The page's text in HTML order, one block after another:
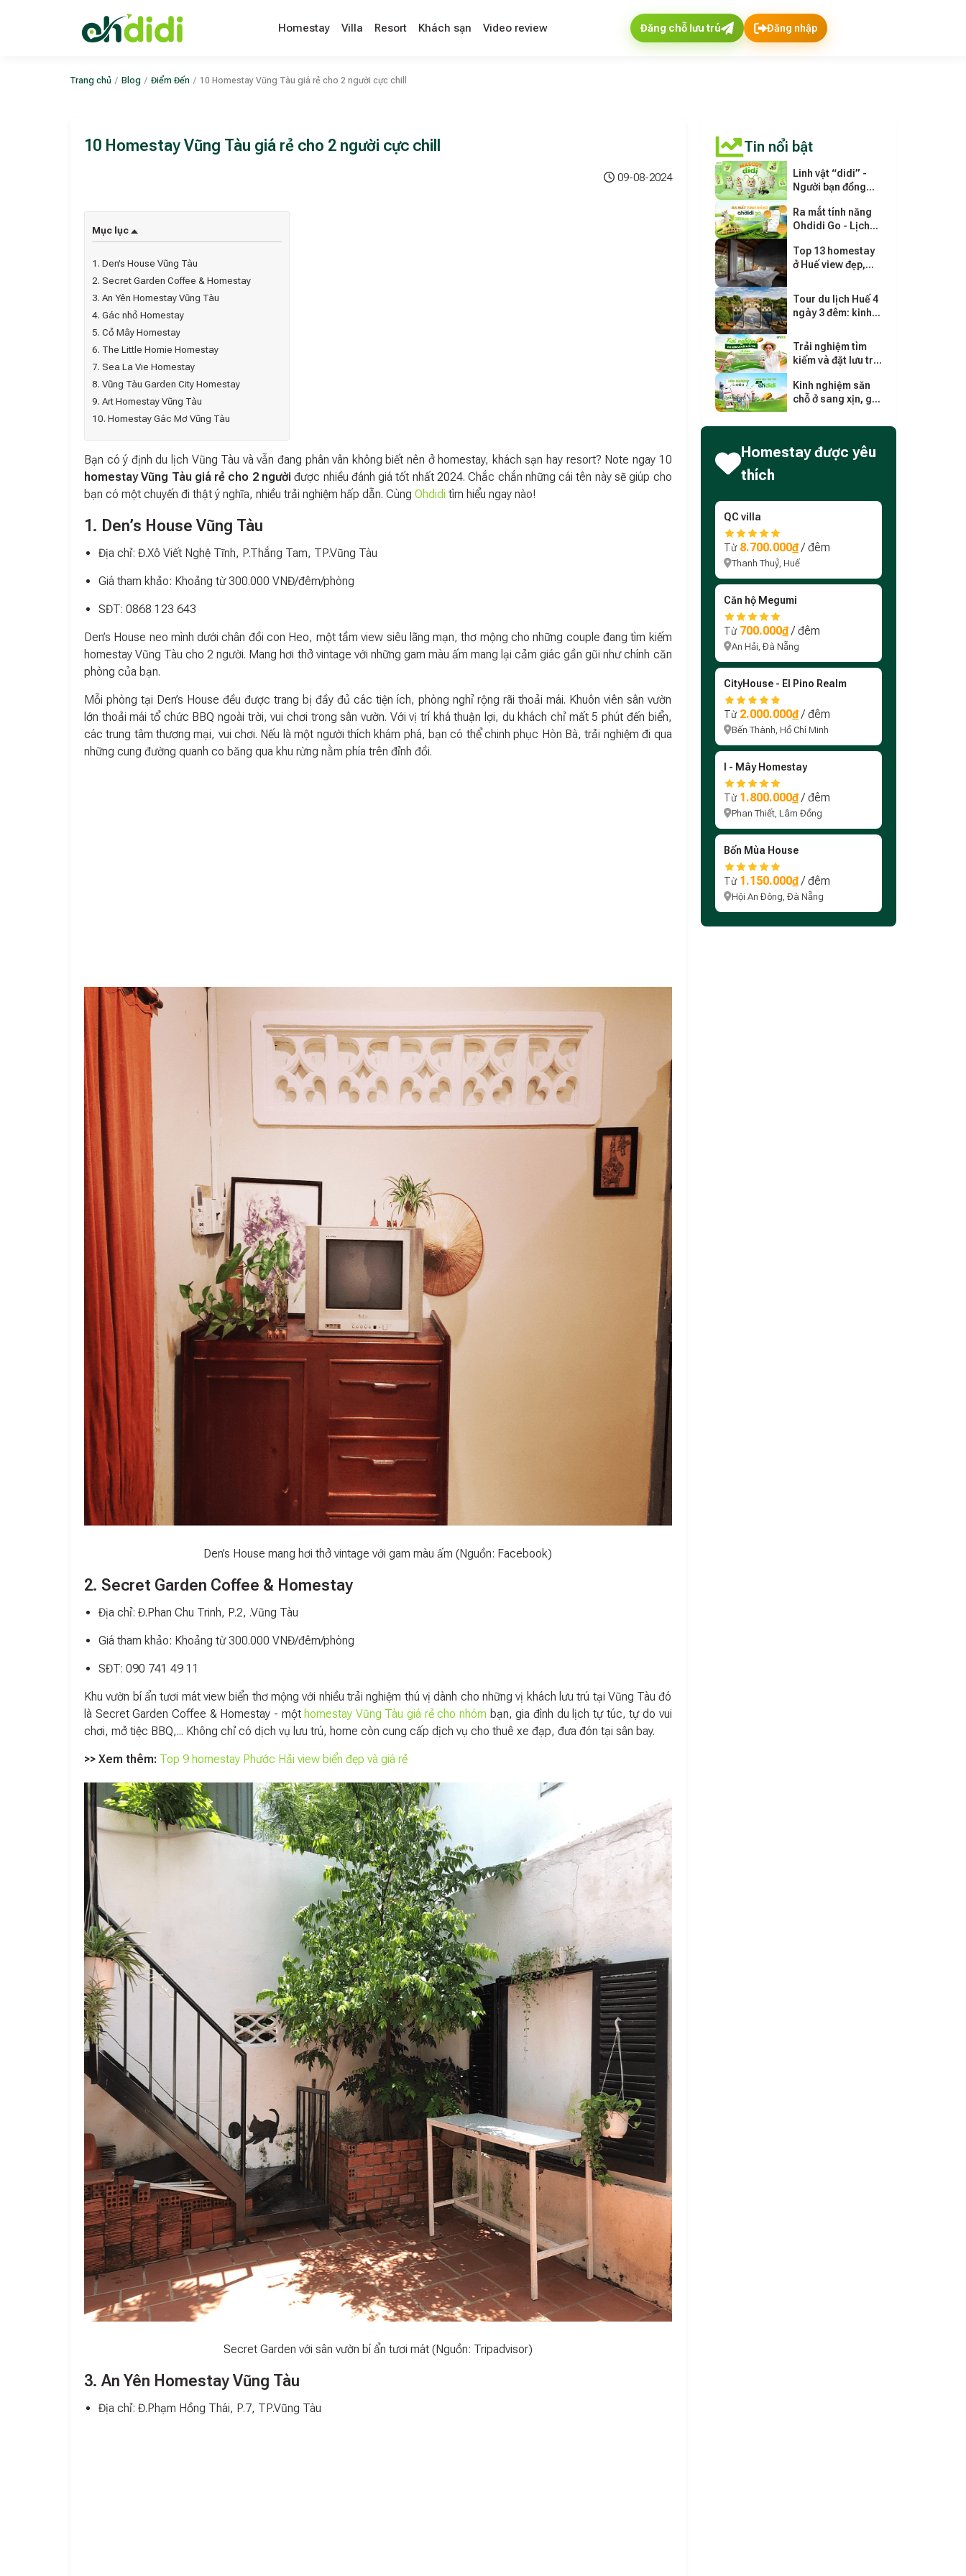
Homestay Villa Resort Khách sạn Video review Đăng chỗ lưu trú Đăng nhập
Trang chủ / Blog / Điểm Đến / 10 Homestay Vũng Tàu giá rẻ cho 2 người cực chill
10 Homestay Vũng Tàu giá rẻ cho 2 người cực chill
09-08-2024
Mục lục
1. Den’s House Vũng Tàu
2. Secret Garden Coffee & Homestay
3. An Yên Homestay Vũng Tàu
4. Gác nhỏ Homestay
5. Cỏ Mây Homestay
6. The Little Homie Homestay
7. Sea La Vie Homestay
8. Vũng Tàu Garden City Homestay
9. Art Homestay Vũng Tàu
10. Homestay Gác Mơ Vũng Tàu
Bạn có ý định du lịch Vũng Tàu và vẫn đang phân vân không biết nên ở homestay, khách sạn hay resort? Note ngay 10
homestay Vũng Tàu giá rẻ cho 2 ngườiđược nhiều đánh giá tốt nhất 2024. Chắc chắn những cái tên này sẽ giúp cho
bạn có một chuyến đi thật ý nghĩa, nhiều trải nghiệm hấp dẫn. Cùng Ohdidi tìm hiểu ngay nào!
1. Den’s House Vũng Tàu
Địa chỉ: Đ.Xô Viết Nghệ Tĩnh, P.Thắng Tam, TP.Vũng Tàu
Giá tham khảo: Khoảng từ 300.000 VNĐ/đêm/phòng
SĐT: 0868 123 643
Den’s House neo mình dưới chân đồi con Heo, một tầm view siêu lãng mạn, thơ mộng cho những couple đang tìm kiếm
homestay Vũng Tàu cho 2 người. Mang hơi thở vintage với những gam màu ấm mang lại cảm giác gần gũi như chính căn
phòng của bạn.
Mỗi phòng tại Den’s House đều được trang bị đầy đủ các tiện ích, phòng nghỉ rộng rãi thoải mái. Khuôn viên sân vườn
lớn thoải mái tổ chức BBQ ngoài trời, vui chơi trong sân vườn. Với vị trí khá thuận lợi, du khách chỉ mất 5 phút đến biển,
các trung tâm thương mại, vui chơi. Nếu là một người thích khám phá, bạn có thể chinh phục Hòn Bà, trải nghiệm đi qua
những cung đường quanh co băng qua khu rừng nằm phía trên đỉnh đồi.
Den’s House mang hơi thở vintage với gam màu ấm (Nguồn: Facebook)
2. Secret Garden Coffee & Homestay
Địa chỉ: Đ.Phan Chu Trinh, P.2, .Vũng Tàu
Giá tham khảo: Khoảng từ 300.000 VNĐ/đêm/phòng
SĐT: 090 741 49 11
Khu vườn bí ẩn tươi mát view biển thơ mộng với nhiều trải nghiệm thú vị dành cho những vị khách lưu trú tại Vũng Tàu đó
là Secret Garden Coffee & Homestay - một homestay Vũng Tàu giá rẻ cho nhóm bạn, gia đình du lịch tự túc, tự do vui
chơi, mở tiệc BBQ,... Không chỉ có dịch vụ lưu trú, home còn cung cấp dịch vụ cho thuê xe đạp, đưa đón tại sân bay.
>> Xem thêm: Top 9 homestay Phước Hải view biển đẹp và giá rẻ
Secret Garden với sân vườn bí ẩn tươi mát (Nguồn: Tripadvisor)
3. An Yên Homestay Vũng Tàu
Địa chỉ: Đ.Phạm Hồng Thái, P.7, TP.Vũng Tàu
Tin nổi bật
Linh vật “didi” -
Người bạn đồng
ohdidi.vn
Ra mắt tính năng
Ohdidi Go - Lịch
cho mọi chuyến đi
Top 13 homestay
ở Huế view đẹp,
Tour du lịch Huế 4
ngày 3 đêm: kinh
chi tiết
Trải nghiệm tìm
kiếm và đặt lưu trú
mới
Kinh nghiệm săn
chỗ ở sang xịn, giá
Homestay được yêu
thích
QC villa
Từ 8.700.000₫/ đêm
Thanh Thuỷ, Huế
Căn hộ Megumi
Từ 700.000₫/ đêm
An Hải, Đà Nẵng
CityHouse - El Pino Realm
Từ 2.000.000₫/ đêm
Bến Thành, Hồ Chí Minh
I - Mây Homestay
Từ 1.800.000₫/ đêm
Phan Thiết, Lâm Đồng
Bốn Mùa House
Từ 1.150.000₫/ đêm
Hội An Đông, Đà Nẵng